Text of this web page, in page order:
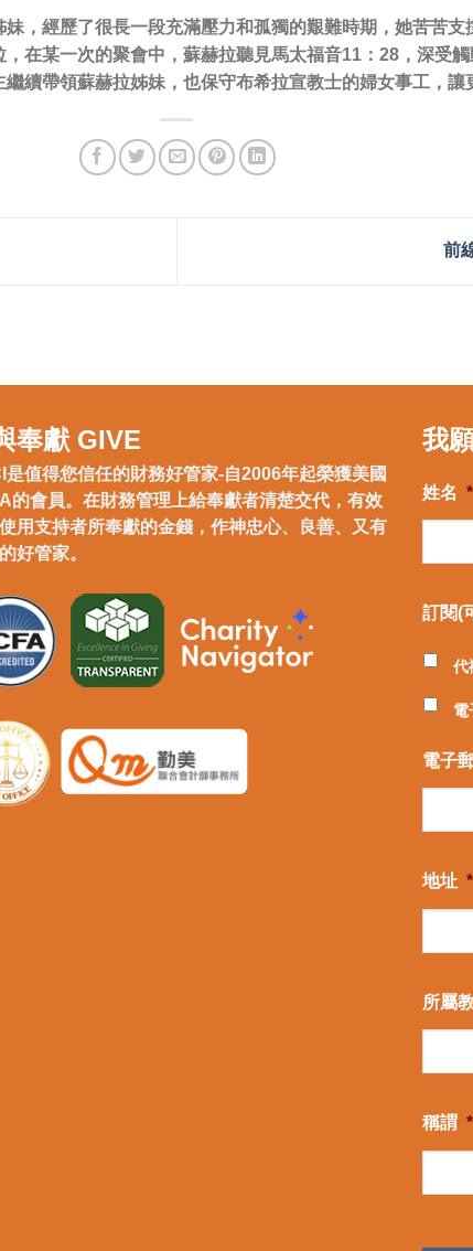
，經歷了很長一段充滿壓力和孤獨的艱難時期，她苦苦
在某一次的聚會中，蘇赫拉聽見馬太福音11：28，深受
續帶領蘇赫拉姊妹，也保守布希拉宣教士的婦女事工，讓
前
奉獻 GIVE
是值得您信任的財務好管家-自2006年起榮獲美國
的會員。在財務管理上給奉獻者清楚交代，有效
用支持者所奉獻的金錢，作神忠心、良善、又有
好管家。
我
姓名 *
訂閱(
代
電
電子
地址 *
所屬
稱謂 *